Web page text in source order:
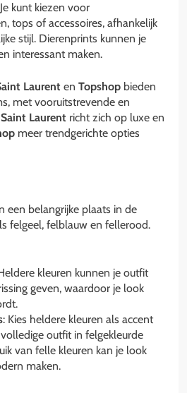
kunt kiezen voor
tops of accessoires, afhankelijk
stijl. Dierenprints kunnen je
interessant maken.
Laurent en Topshop bieden
met vooruitstrevende en
Saint Laurent richt zich op luxe en
meer trendgerichte opties
een belangrijke plaats in de
felgeel, felblauw en fellerood.
kleuren kunnen je outfit
geven, waardoor je look
: Kies heldere kleuren als accent
outfit in felgekleurde
van felle kleuren kan je look
maken.